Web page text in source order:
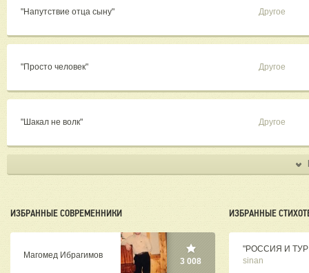
"Напутствие отца сыну" Другое
"Просто человек" Другое
"Шакал не волк" Другое
ИЗБРАННЫЕ СОВРЕМЕННИКИ
Магомед Ибрагимов
3 008
ИЗБРАННЫЕ
"РОССИЯ И
sinan